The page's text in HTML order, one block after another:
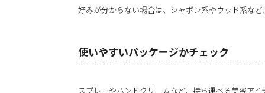
好みが分からない場合は、シャボン系やウッド系な
使いやすいパッケージかチェック
スプレーやハンドクリームなど、持ち運べる美容ア